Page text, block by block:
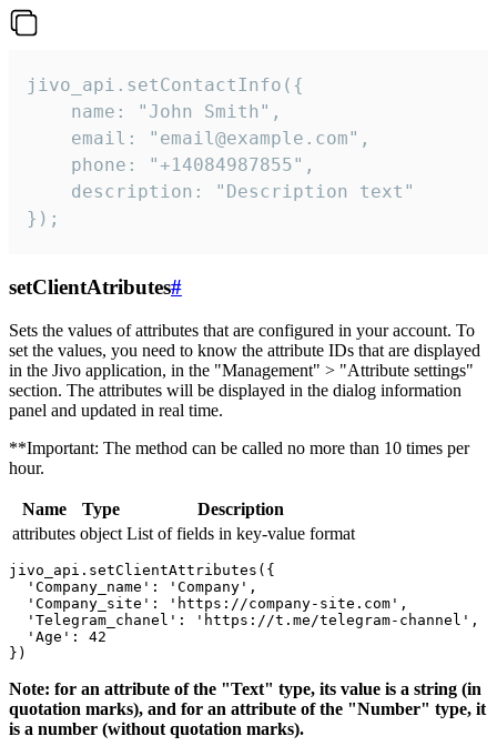
jivo_api.setContactInfo({
    name: "John Smith",
    email: "email@example.com",
    phone: "+14084987855",
    description: "Description text"
});
setClientAtributes#
Sets the values ​​of attributes that are configured in your account. To
set the values, you need to know the attribute IDs that are displayed
in the Jivo application, in the "Management" > "Attribute settings"
section. The attributes will be displayed in the dialog information
panel and updated in real time.
**Important: The method can be called no more than 10 times per
hour.
Name Type
Description
attributes object List of fields in key-value format
jivo_api.setClientAttributes({
  'Company_name': 'Company',
  'Company_site': 'https://company-site.com',
  'Telegram_chanel': 'https://t.me/telegram-channel',
  'Age': 42
Note: for an attribute of the "Text" type, its value is a string (in
quotation marks), and for an attribute of the "Number" type, it
is a number (without quotation marks).